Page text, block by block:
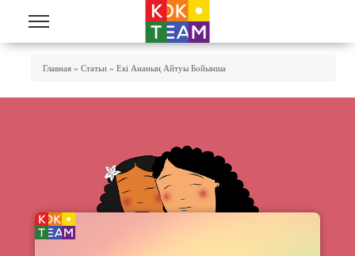
Главная » Статьи » Екі Ананың Айтуы Бойынша